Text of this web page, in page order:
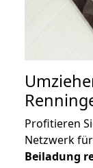
Profitieren
Netzwerk
Beiladung